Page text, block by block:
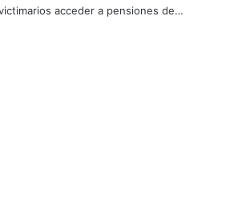
acceder a pensiones de…